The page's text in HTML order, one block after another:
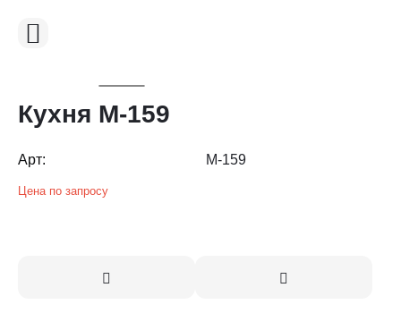
Кухня М-159
Арт: М-159
Цена по запросу